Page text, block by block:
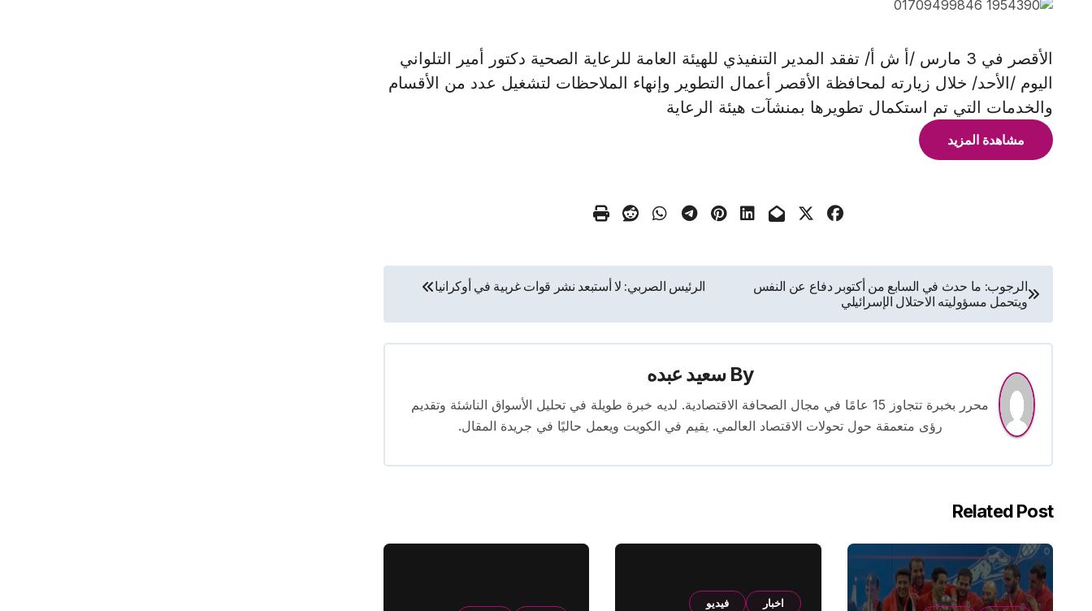
الأقصر في 3 مارس /أ ش أ/ تفقد المدير التنفيذي للهيئة العامة للرعاية الصحية دكتور أمير التلواني
اليوم /الأحد/ خلال زيارته لمحافظة الأقصر أعمال التطوير وإنهاء الملاحظات لتشغيل عدد من الأقسام
والخدمات التي تم استكمال تطويرها بمنشآت هيئة الرعاية
مشاهدة المزيد
تصفّح
المقالات
الرجوب: ما حدث في السابع من أكتوبر دفاع عن النفس
ويتحمل مسؤوليته الاحتلال الإسرائيلي
الرئيس الصربي: لا أستبعد نشر قوات غربية في أوكرانيا
By سعيد عبده
محرر بخبرة تتجاوز 15 عامًا في مجال الصحافة الاقتصادية. لديه خبرة طويلة في تحليل الأسواق الناشئة وتقديم
رؤى متعمقة حول تحولات الاقتصاد العالمي. يقيم في الكويت ويعمل حاليًا في جريدة المقال.
Related Post
اخبار
فيديو